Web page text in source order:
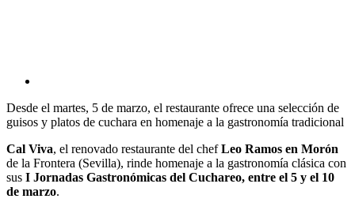
Desde el martes, 5 de marzo, el restaurante ofrece una selección de
guisos y platos de cuchara en homenaje a la gastronomía tradicional
Cal Viva, el renovado restaurante del chefLeo Ramos en Morón
de la Frontera (Sevilla), rinde homenaje a la gastronomía clásica con
sus I Jornadas Gastronómicas del Cuchareo, entre el 5 y el 10
de marzo.